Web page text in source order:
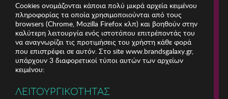
Cookies ονομάζονται κάποια πολύ μικρά αρχεία κειμένου
πληροφορίας τα οποία χρησιμοποιούνται από τους
browsers (Chrome, Mozilla Firefox κλπ) και βοηθούν στην
καλύτερη λειτουργία ενός ιστοτόπου επιτρέποντάς του
να αναγνωρίζει τις προτιμήσεις του χρήστη κάθε φορά
που επιστρέφει σε αυτόν. Στο site www.brandsgalaxy.gr,
υπάρχουν 3 διαφορετικοί τύποι αυτών των αρχείων
κειμένου:
ΛΕΙΤΟΥΡΓΙΚΟΤΗΤΑΣ